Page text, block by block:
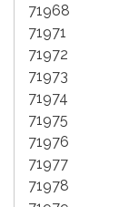
71968
71971
71972
71973
71974
71975
71976
71977
71978